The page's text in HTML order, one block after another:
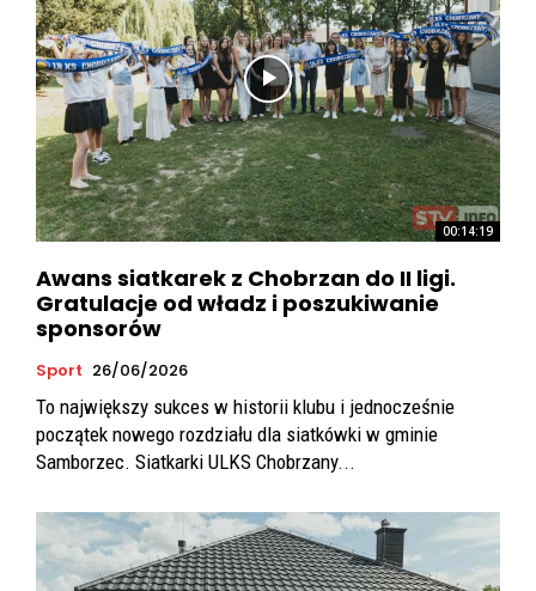
00:14:19
Awans siatkarek z Chobrzan do II ligi.
Gratulacje od władz i poszukiwanie
sponsorów
Sport 26/06/2026
To największy sukces w historii klubu i jednocześnie
początek nowego rozdziału dla siatkówki w gminie
Samborzec. Siatkarki ULKS Chobrzany...